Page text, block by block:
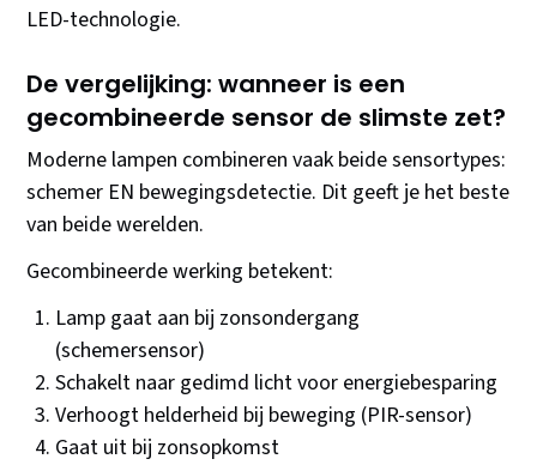
LED-technologie.
De vergelijking: wanneer is een
gecombineerde sensor de slimste zet?
Moderne lampen combineren vaak beide sensortypes:
schemer EN bewegingsdetectie. Dit geeft je het beste
van beide werelden.
Gecombineerde werking betekent:
Lamp gaat aan bij zonsondergang
(schemersensor)
Schakelt naar gedimd licht voor energiebesparing
Verhoogt helderheid bij beweging (PIR-sensor)
Gaat uit bij zonsopkomst